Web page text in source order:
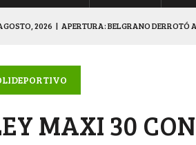
2026 | APERTURA: BELGRANO DERROTÓ
VETERANOS SE PREPARAN PARA LA GRAN FIESTA
PRIMERA B: SPORTIVO SE METIÓ EN SEMIFINALES
MAXI 30